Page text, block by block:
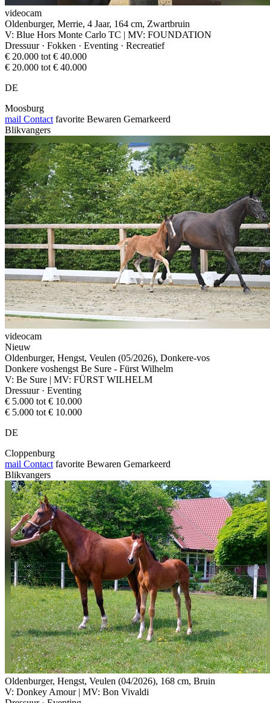
videocam
Oldenburger, Merrie, 4 Jaar, 164 cm, Zwartbruin
V: Blue Hors Monte Carlo TC | MV: FOUNDATION
Dressuur · Fokken · Eventing · Recreatief
€ 20.000 tot € 40.000
€ 20.000 tot € 40.000
DE
Moosburg
mail Contact favorite Bewaren Gemarkeerd
Blikvangers
videocam
Nieuw
Oldenburger, Hengst, Veulen (05/2026), Donkere-vos
Donkere voshengst Be Sure - Fürst Wilhelm
V: Be Sure | MV: FÜRST WILHELM
Dressuur · Eventing
€ 5.000 tot € 10.000
€ 5.000 tot € 10.000
DE
Cloppenburg
mail Contact favorite Bewaren Gemarkeerd
Blikvangers
Oldenburger, Hengst, Veulen (04/2026), 168 cm, Bruin
V: Donkey Amour | MV: Bon Vivaldi